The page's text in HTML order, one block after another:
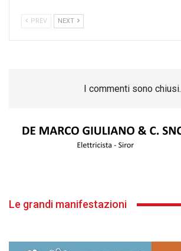
PREV NEXT
I commenti sono chiusi.
Le grandi manifestazioni